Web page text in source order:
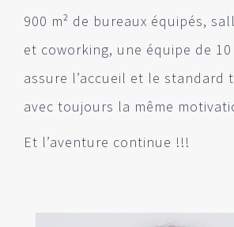
900 m² de bureaux équipés,
et coworking, une équipe de
assure l’accueil et le standard
avec toujours la même
Et l’aventure continue !!!